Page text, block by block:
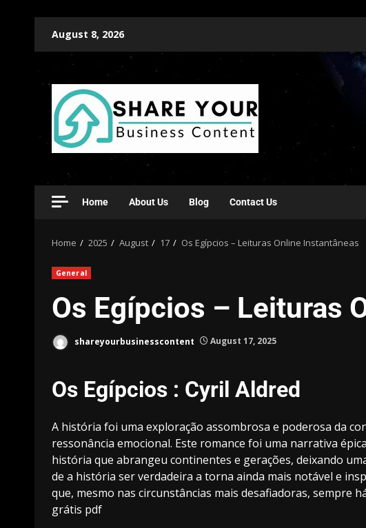
August 8, 2026
Home About Us Blog Contact Us
Home 2025 August 17 Os Egípcios – Leituras Online Instantâneas
General
Os Egípcios – Leituras
shareyourbusinesscontent August 17, 2025
Os Egípcios : Cyril Aldred
A história foi uma exploração assombrosa e poderosa da
ressonância emocional. Este romance foi uma narrativa
história que abrangeu continentes e gerações, deixando
de a história ser verdadeira a torna ainda mais notável e
que, mesmo nas circunstâncias mais desafiadoras, sempre
grátis pdf